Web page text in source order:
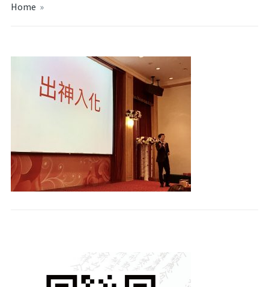
Home »